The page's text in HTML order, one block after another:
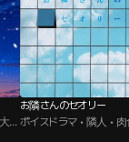
型
お隣さんのセオリー
ボイスドラマ • 隣人 •